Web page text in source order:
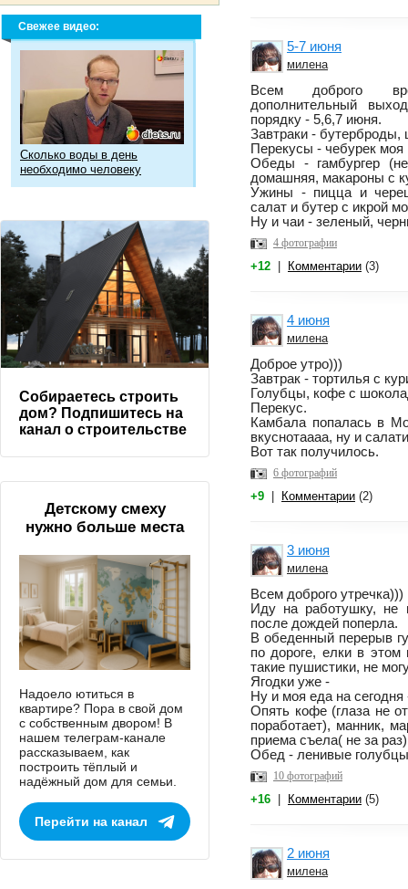
5-7 июня
милена
Всем доброго
дополнительный
порядку - 5,6,7 июня.
Завтраки - бутерброды,
Перекусы - чебурек
Обеды - гамбургер
домашняя, макароны с
Ужины - пицца и
салат и бутер с икрой
Ну и чаи - зеленый,
4 фотографии
+12 Комментарии (3)
4 июня
милена
Доброе утро)))
Завтрак - тортилья с
Голубцы, кофе с
Перекус.
Камбала попалась в
вкуснотаааа, ну и
Вот так получилось.
6 фотографий
+9 Комментарии (2)
3 июня
милена
Всем доброго утречка)))
Иду на работушку, не
после дождей поперла.
В обеденный перерыв
по дороге, елки в этом
такие пушистики, не
Ягодки уже -
Ну и моя еда на
Опять кофе (глаза не
поработает), манник,
приема съела( не за
Обед - ленивые
10 фотографий
+16 Комментарии (5)
2 июня
милена
Свежее видео:
Сколько воды в день
необходимо человеку
Собираетесь строить
дом? Подпишитесь на
канал о строительстве
Детскому смеху
нужно больше места
Надоело ютиться в
квартире? Пора в свой дом
с собственным двором! В
нашем телеграм-канале
рассказываем, как
построить тёплый и
надёжный дом для семьи.
Перейти на канал